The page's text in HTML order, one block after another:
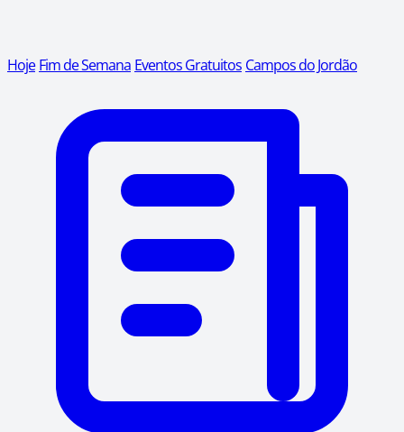
Hoje Fim de Semana Eventos Gratuitos Campos do Jordão